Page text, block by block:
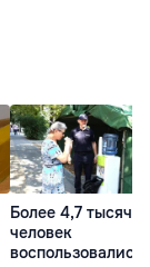
Более 4,7 тысячи
человек
воспользовались